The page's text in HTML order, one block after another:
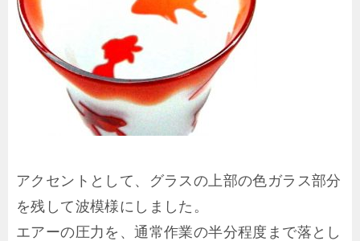
アクセントとして、グラスの上部の色ガラス部分
を残して波模様にしました。
エアーの圧力を、通常作業の半分程度まで落とし